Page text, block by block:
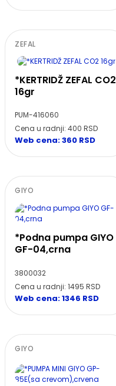
ZEFAL
*KERTRIDŽ ZEFAL CO2
16gr
PUM-416060
Cena u radnji: 400 RSD
Web cena: 360 RSD
GIYO
*Podna pumpa GIYO
GF-04,crna
3800032
Cena u radnji: 1495 RSD
Web cena: 1346 RSD
GIYO